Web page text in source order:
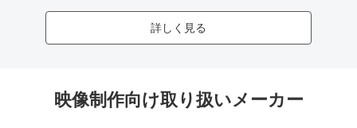
詳しく見る
映像制作向け取り扱いメーカー